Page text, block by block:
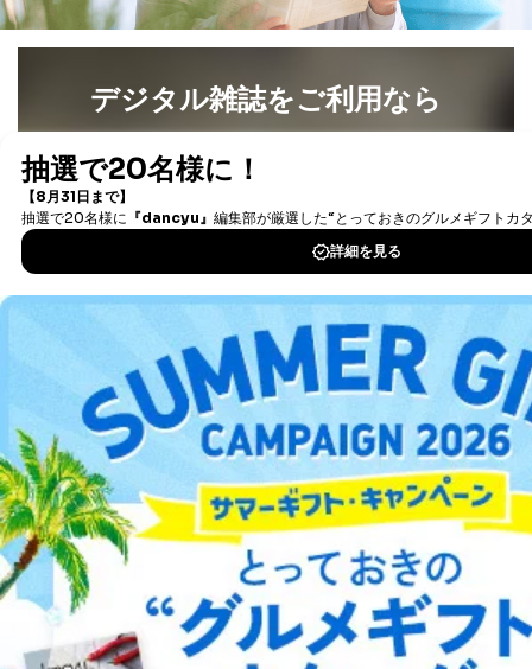
デジタル雑誌をご利用なら
書籍）が無料で読み放題！
DOWNLOAD FOR IOS
DOWNLOAD FOR ANDROID
ご利用方法はこちら
総合案内
アフィリエイト 採用情報
プレスリリース お問い合わせ